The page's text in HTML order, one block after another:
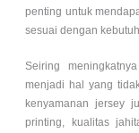
penting untuk
sesuai dengan
Seiring
menjadi hal yang
kenyamanan jersey
printing, kualitas